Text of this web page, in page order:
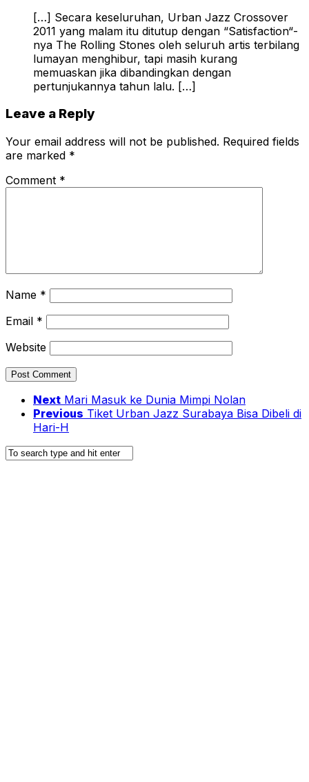
[…] Secara keseluruhan, Urban Jazz Crossover
2011 yang malam itu ditutup dengan “Satisfaction“-
nya The Rolling Stones oleh seluruh artis terbilang
lumayan menghibur, tapi masih kurang
memuaskan jika dibandingkan dengan
pertunjukannya tahun lalu. […]
Leave a Reply
Your email address will not be published. Required fields
are marked *
Comment *
Name *
Email *
Website
Next Mari Masuk ke Dunia Mimpi Nolan
Previous Tiket Urban Jazz Surabaya Bisa Dibeli di
Hari-H